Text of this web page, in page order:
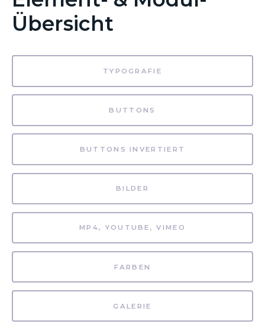
Übersicht
TYPOGRAFIE
BUTTONS
BUTTONS INVERTIERT
BILDER
MP4, YOUTUBE, VIMEO
FARBEN
GALERIE